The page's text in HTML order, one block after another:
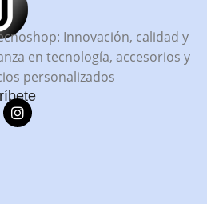
Innovación, calidad y
en tecnología, accesorios y
personalizados